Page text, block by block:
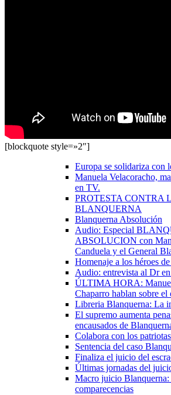
[blockquote style=»2″]
Europa se solidariza con
Manuela Velacoracho,
en TV.
PROTESTA CONTRA
BLANQUERNA
Blanquerna Absolución
Audio: Especial
ABSOLUCION con
Canduela y el General
Homenaje a los héroes
Audio: entrevista al Dr
ÚLTIMA HORA:
Chaparro hablan sobre el
Libreria Blanquerna: La
El supremo aumenta
encausados de
Colabora con los
Sentencia del caso
Finaliza el juicio del
Últimas jornadas del
Macro juicio Blanquerna:
comparecencias